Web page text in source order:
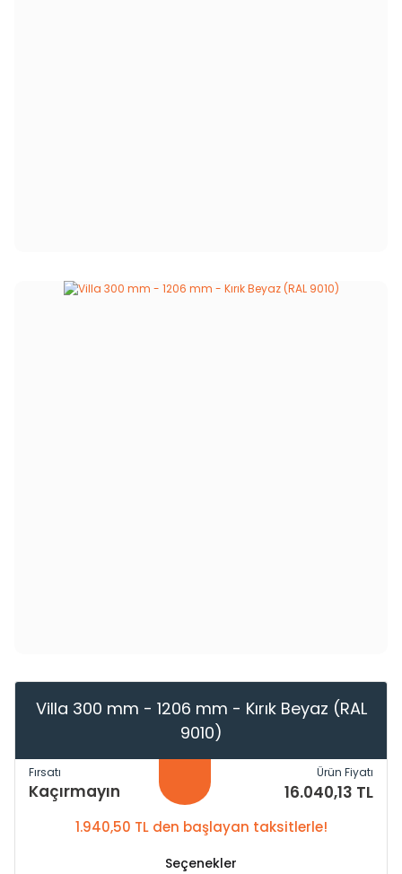
Villa 300 mm - 1206 mm - Kırık Beyaz (RAL
9010)
Fırsatı
Kaçırmayın
Ürün Fiyatı
16.040,13 TL
1.940,50 TL den başlayan taksitlerle!
Seçenekler